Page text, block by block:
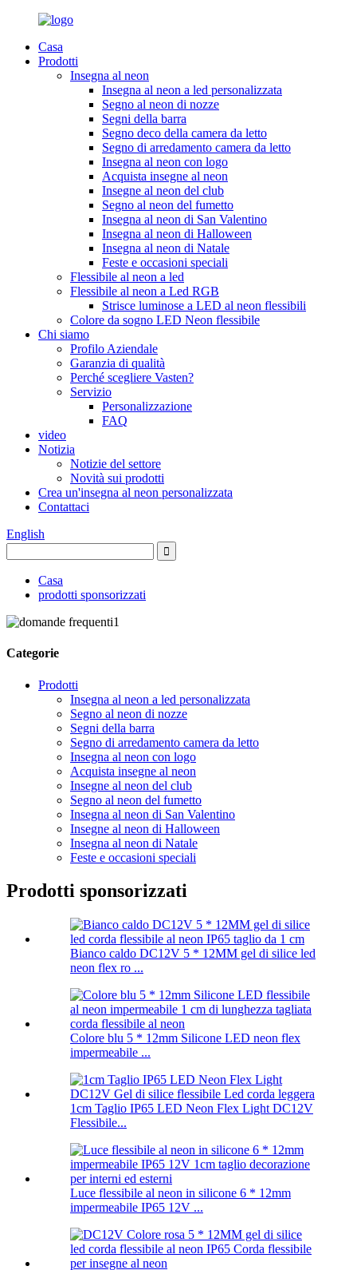
Casa
Prodotti
Insegna al neon
Insegna al neon a led personalizzata
Segno al neon di nozze
Segni della barra
Segno deco della camera da letto
Segno di arredamento camera da letto
Insegna al neon con logo
Acquista insegne al neon
Insegne al neon del club
Segno al neon del fumetto
Insegna al neon di San Valentino
Insegna al neon di Halloween
Insegna al neon di Natale
Feste e occasioni speciali
Flessibile al neon a led
Flessibile al neon a Led RGB
Strisce luminose a LED al neon flessibili
Colore da sogno LED Neon flessibile
Chi siamo
Profilo Aziendale
Garanzia di qualità
Perché scegliere Vasten?
Servizio
Personalizzazione
FAQ
video
Notizia
Notizie del settore
Novità sui prodotti
Crea un'insegna al neon personalizzata
Contattaci
English
Casa
prodotti sponsorizzati
Categorie
Prodotti
Insegna al neon a led personalizzata
Segno al neon di nozze
Segni della barra
Segno di arredamento camera da letto
Insegna al neon con logo
Acquista insegne al neon
Insegne al neon del club
Segno al neon del fumetto
Insegna al neon di San Valentino
Insegne al neon di Halloween
Insegna al neon di Natale
Feste e occasioni speciali
Prodotti sponsorizzati
Bianco caldo DC12V 5 * 12MM gel di silice led
neon flex ro ...
Colore blu 5 * 12mm Silicone LED neon flex
impermeabile ...
1cm Taglio IP65 LED Neon Flex Light DC12V
Flessibile...
Luce flessibile al neon in silicone 6 * 12mm
impermeabile IP65 12V ...